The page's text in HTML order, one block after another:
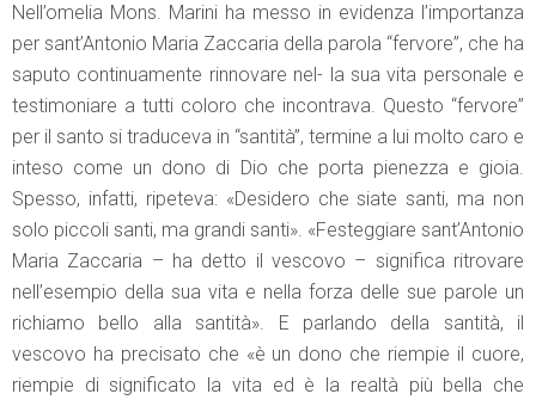
Nell’omelia Mons. Marini ha messo in evidenza l’importanza
per sant’Antonio Maria Zaccaria della parola “fervore”, che ha
saputo continuamente rinnovare nel- la sua vita personale e
testimoniare a tutti coloro che incontrava. Questo “fervore”
per il santo si traduceva in “santità”, termine a lui molto caro e
inteso come un dono di Dio che porta pienezza e gioia.
Spesso, infatti, ripeteva: «Desidero che siate santi, ma non
solo piccoli santi, ma grandi santi». «Festeggiare sant’Antonio
Maria Zaccaria – ha detto il vescovo – significa ritrovare
nell’esempio della sua vita e nella forza delle sue parole un
richiamo bello alla santità». E parlando della santità, il
vescovo ha precisato che «è un dono che riempie il cuore,
riempie di significato la vita ed è la realtà più bella che